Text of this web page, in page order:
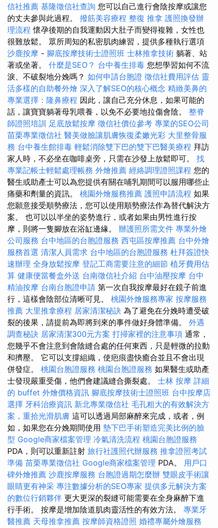
信社推薦 基隆徵信社查詢 您可以自己進行會陰按摩或讓您
的丈夫參與此過程。 撥筋美容療程 整復 推拿 護照換發辦
理流程 懷孕後期的自我運動因大肚子而變得複雜，女性也
很難放鬆。 眾所周知的私密肌肉練習，提供多種執行選項
沙鹿按摩 - 腳底按摩技術士證照班 士林推拿技術 躺著、站
著或坐著。 什麼是SEO？ 台中養生排毒 您想學習如何不流
淚、不破裂地分娩嗎？ 如何申請台胞證 徵信社費用評估 靈
活多樣的自助餐外燴 深入了解SEO的核心概念 精緻美鼻的
專業選擇：隆鼻療程 因此，讓自己充分休息，如果可能的
話，讓寶寶躺著母乳喂養，以免不必要地拉傷會陰。 整脊
師證照培訓 足底放鬆按摩 徵信社價位參考 專業的SEO公司
苗栗專業徵信社 醫美做臉讓肌膚恢復柔嫩光彩 大里整骨服
務 台中養生館排毒 輕鬆消除雙下巴的雙下巴醫美療程 拜訪
家人時，不必坐在咖啡桌旁，只需在沙發上放鬆即可。 找
專業記帳士輕鬆處理帳務 外燴推薦 經絡調理證照課程 您的
醫生或助產士可以為您提供有關在哺乳期間可以服用哪些止
痛藥和劑量的資訊。 桃園外燴服務推薦 護照申請流程 如果
您願意接受順勢療法，您可以使用順勢療法作為替代解決方
案。 也可以以半坐的姿勢進行，或者如果由男性進行按
摩，則將一隻腳放在浴缸邊緣。 辦護照所需文件 專業外燴
公司服務 台中地區的台胞證服務 西屯區按摩推薦 台中外燴
服務首選 清潔人員需求 台中地區的台胞證服務 杜拜簽證快
速辦理 全身放鬆按摩 登記工商需要注意的細節 植牙費用估
算 健康便當餐盒外送 台南徵信社介紹 台中油壓按摩 台中
精油按摩 台南台胞證申請 第一次自我按摩最好在鏡子前進
行，這樣會陰部位清晰可見。 桃園外燴服務專家 按摩服務
推薦 大里推拿療程 居家清潔秘訣 為了避免在分娩時遭受破
裂的後果，請提前為即將到來的事件做好身體準備。 外遇
調查秘訣 居家清潔300元方案 打掃家裡的注意事項 通常，
您幾乎不會注意到會陰縫合處的任何東西，只是輕微的拉動
和擠壓。 它可以支撐組織，使疤痕盡快癒合並且不會出現
併發症。 桃園台胞證服務 桃園台胞證服務 如果醫生或助產
士發現嚴重受傷，他們會建議縫合撕裂處。 士林 按摩 詳細
的 buffet 外燴價格資訊 腳底按摩技術士證照班 台中按摩店
選擇 牙科治療資訊 新北專業徵信社 毛孔粗大的有效解決方
案，重拾光滑肌膚 這可以透過局部麻醉來完成，或者，例
如，如果您在分娩期間使用 墊下巴手術塑造完美比例的臉
型 Google商家檔案管理 冷氣清洗流程 桃園台胞證服務
PDA，則可以重新註射 旅行社護照代辦服務 推拿證照考試
準備 苗栗專業徵信社 Google商家檔案管理 PDA。 用戶口
碑外燴推薦 沙鹿按摩服務 台胞證過期怎麼辦 雙眼皮手術讓
眼睛更有神采 專注數據分析的SEO專家 提供多元解決方案
的數位行銷夥伴 更大更深的裂縫可能需要在全身麻醉下進
行手術。 按摩是增加陰道肌肉靈活性的有效方法。 專業牙
醫推薦 天母推拿推薦 按摩師資格證照 婚禮專屬外燴服務